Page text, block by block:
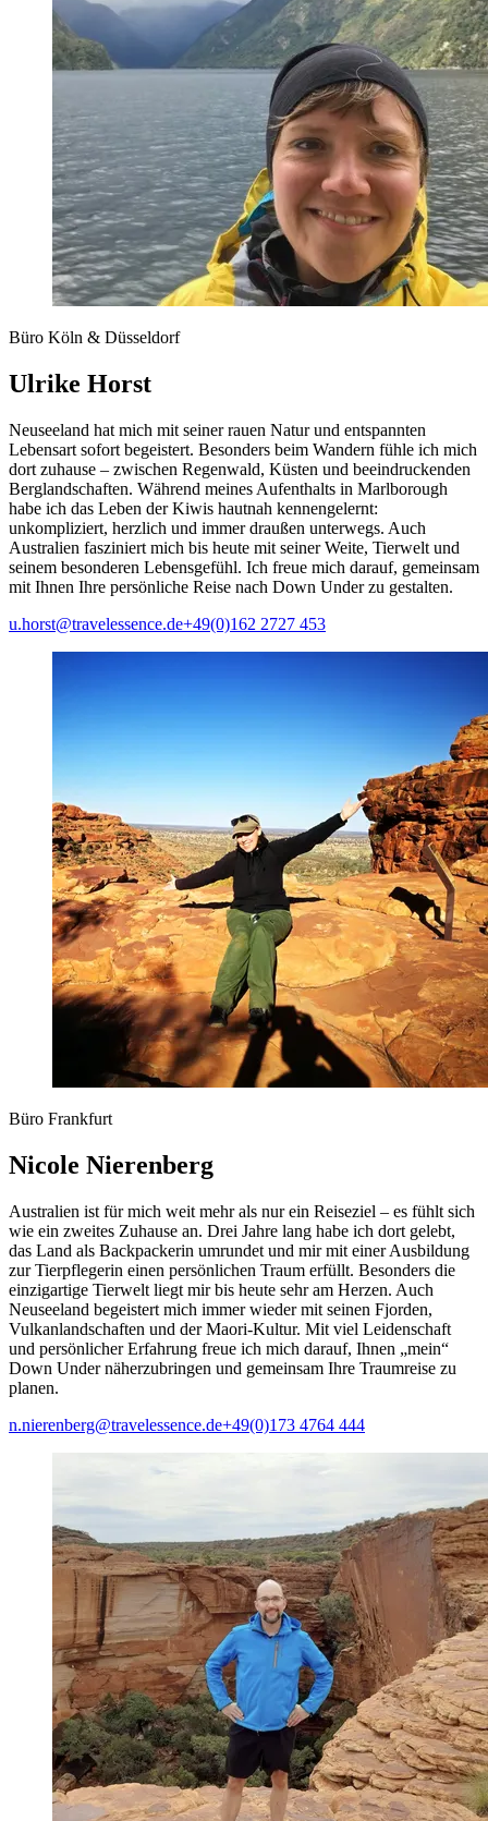
Büro Köln & Düsseldorf
Ulrike Horst
Neuseeland hat mich mit seiner rauen Natur und entspannten
Lebensart sofort begeistert. Besonders beim Wandern fühle ich mich
dort zuhause – zwischen Regenwald, Küsten und beeindruckenden
Berglandschaften. Während meines Aufenthalts in Marlborough
habe ich das Leben der Kiwis hautnah kennengelernt:
unkompliziert, herzlich und immer draußen unterwegs. Auch
Australien fasziniert mich bis heute mit seiner Weite, Tierwelt und
seinem besonderen Lebensgefühl. Ich freue mich darauf, gemeinsam
mit Ihnen Ihre persönliche Reise nach Down Under zu gestalten.
u.horst@travelessence.de+49(0)162 2727 453
Büro Frankfurt
Nicole Nierenberg
Australien ist für mich weit mehr als nur ein Reiseziel – es fühlt sich
wie ein zweites Zuhause an. Drei Jahre lang habe ich dort gelebt,
das Land als Backpackerin umrundet und mir mit einer Ausbildung
zur Tierpflegerin einen persönlichen Traum erfüllt. Besonders die
einzigartige Tierwelt liegt mir bis heute sehr am Herzen. Auch
Neuseeland begeistert mich immer wieder mit seinen Fjorden,
Vulkanlandschaften und der Maori-Kultur. Mit viel Leidenschaft
und persönlicher Erfahrung freue ich mich darauf, Ihnen „mein“
Down Under näherzubringen und gemeinsam Ihre Traumreise zu
planen.
n.nierenberg@travelessence.de+49(0)173 4764 444